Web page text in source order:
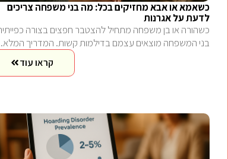
כשאמא או אבא מחזיקים בכל: מה בני משפחה צריכים
לדעת על אגרנות
כשהורה או בן משפחה מתחיל להצטבר חפצים בצורה
בני המשפחה מוצאים עצמם בדילמות קשות. המדריך
קראו עוד